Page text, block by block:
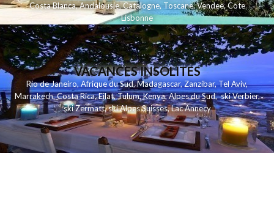
Costa Blanca,Andalousie,Catalogne,Toscane,Vendee,Cote
Lisbonne
VACANCES INSOLITES
Rio de Janeiro,Afrique du Sud,Madagascar,Zanzibar,Tel Aviv,
Marrakech,Costa Rica,Eilat,Tulum,Kenya,Alpes du Sud,ski Verbier,
ski Zermatt,ski Alpes Suisses,Lac Annecy